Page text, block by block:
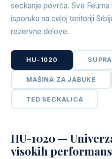
seckanje povrća. Sve
isporuku na celoj teritoriji
rezervne delove.
HU-1020
MAŠINA ZA JABUKE
TED SECKALICA
HU-1020 —
visokih